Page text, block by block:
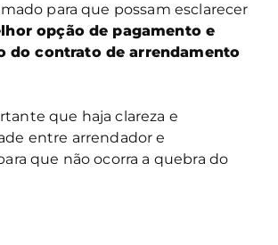
para que possam esclarecer
opção de pagamento e
do contrato de arrendamento
que haja clareza e
entre arrendador e
que não ocorra a quebra do